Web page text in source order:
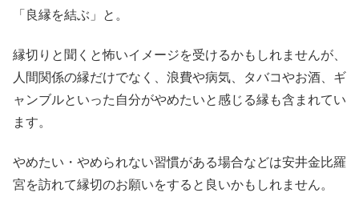
「良縁を結ぶ」と。
縁切りと聞くと怖いイメージを受けるかもしれませんが、
人間関係の縁だけでなく、浪費や病気、タバコやお酒、ギ
ャンブルといった自分がやめたいと感じる縁も含まれてい
ます。
やめたい・やめられない習慣がある場合などは安井金比羅
宮を訪れて縁切のお願いをすると良いかもしれません。